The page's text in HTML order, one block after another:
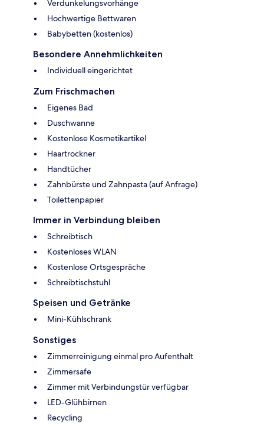
Verdunkelungsvorhänge
Hochwertige Bettwaren
Babybetten (kostenlos)
Besondere Annehmlichkeiten
Individuell eingerichtet
Zum Frischmachen
Eigenes Bad
Duschwanne
Kostenlose Kosmetikartikel
Haartrockner
Handtücher
Zahnbürste und Zahnpasta (auf Anfrage)
Toilettenpapier
Immer in Verbindung bleiben
Schreibtisch
Kostenloses WLAN
Kostenlose Ortsgespräche
Schreibtischstuhl
Speisen und Getränke
Mini-Kühlschrank
Sonstiges
Zimmerreinigung einmal pro Aufenthalt
Zimmersafe
Zimmer mit Verbindungstür verfügbar
LED-Glühbirnen
Recycling